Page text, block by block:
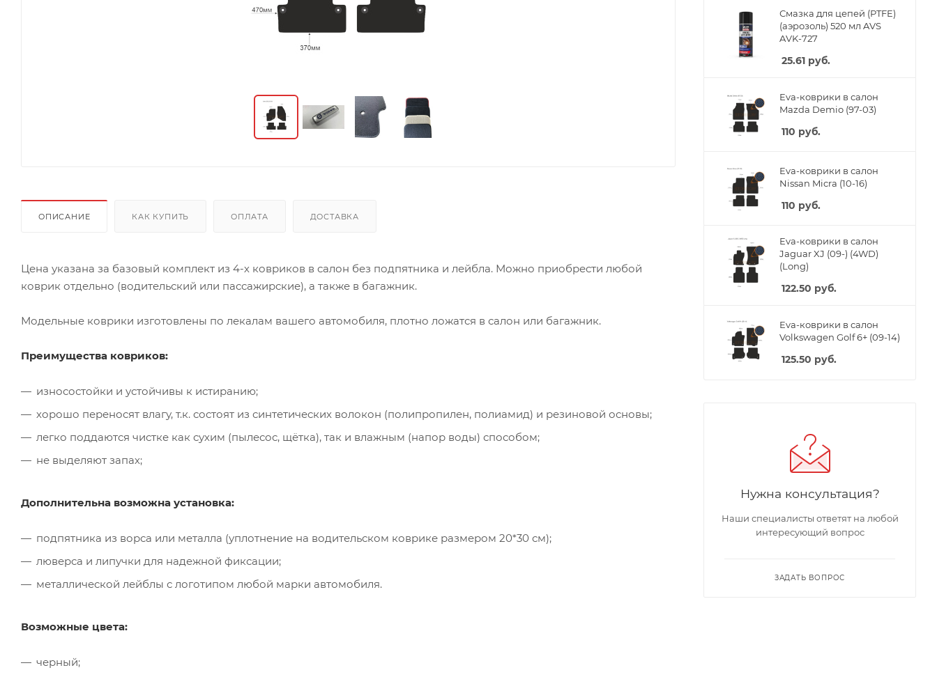
ОПИСАНИЕ КАК КУПИТЬ ОПЛАТА ДОСТАВКА
Цена указана за базовый комплект из 4-х ковриков в салон без подпятника и лейбла. Можно приобрести любой
коврик отдельно (водительский или пассажирские), а также в багажник.
Модельные коврики изготовлены по лекалам вашего автомобиля, плотно ложатся в салон или багажник.
Преимущества ковриков:
износостойки и устойчивы к истиранию;
хорошо переносят влагу, т.к. состоят из синтетических волокон (полипропилен, полиамид) и резиновой основы;
легко поддаются чистке как сухим (пылесос, щётка), так и влажным (напор воды) способом;
не выделяют запах;
Дополнительна возможна установка:
подпятника из ворса или металла (уплотнение на водительском коврике размером 20*30 см);
люверса и липучки для надежной фиксации;
металлической лейблы с логотипом любой марки автомобиля.
Возможные цвета:
черный;
Смазка для цепей (PTFE)
(аэрозоль) 520 мл AVS
AVK-727
25.61 руб.
Eva-коврики в салон
Mazda Demio (97-03)
110 руб.
Eva-коврики в салон
Nissan Micra (10-16)
110 руб.
Eva-коврики в салон
Jaguar XJ (09-) (4WD)
(Long)
122.50 руб.
Eva-коврики в салон
Volkswagen Golf 6+ (09-14)
125.50 руб.
Нужна консультация?
Наши специалисты ответят на любой
интересующий вопрос
ЗАДАТЬ ВОПРОС